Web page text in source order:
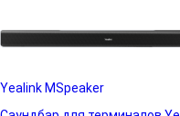
Yealink MSpeaker